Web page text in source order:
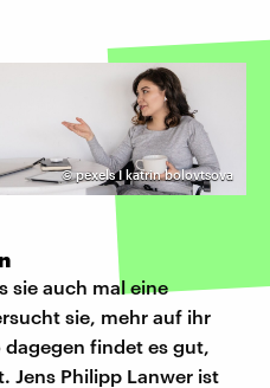
©pexels I katrin bolovtsova
sie auch mal eine
sie, mehr auf ihr
findet es gut,
Jens Philipp Lanwer ist